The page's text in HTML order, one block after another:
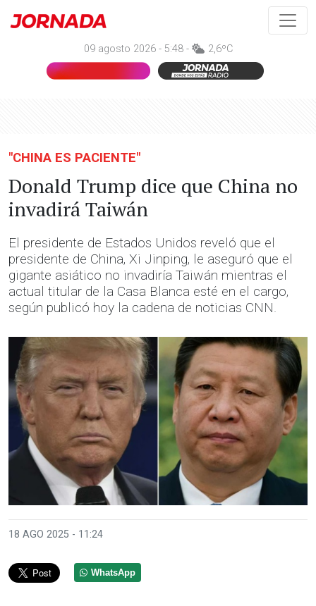
09 agosto 2026 - 5:48 - 2,6ºC
"CHINA ES PACIENTE"
Donald Trump dice que China no
invadirá Taiwán
El presidente de Estados Unidos reveló que el
presidente de China, Xi Jinping, le aseguró que el
gigante asiático no invadiría Taiwán mientras el
actual titular de la Casa Blanca esté en el cargo,
según publicó hoy la cadena de noticias CNN.
18 AGO 2025 - 11:24
WhatsApp